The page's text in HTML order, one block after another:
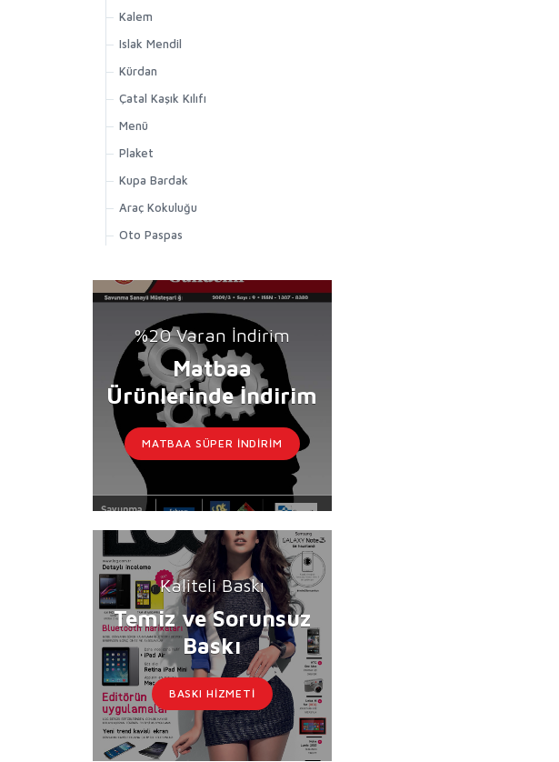
Kalem
Islak Mendil
Kürdan
Çatal Kaşık Kılıfı
Menü
Plaket
Kupa Bardak
Araç Kokuluğu
Oto Paspas
%20 Varan İndirim
Matbaa
Ürünlerinde İndirim
MATBAA SÜPER İNDIRIM
Kaliteli Baskı
Temiz ve Sorunsuz
Baskı
BASKI HIZMETI